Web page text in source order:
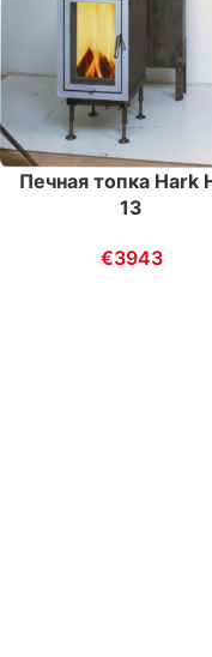
Печная топка Hark
13
€3943